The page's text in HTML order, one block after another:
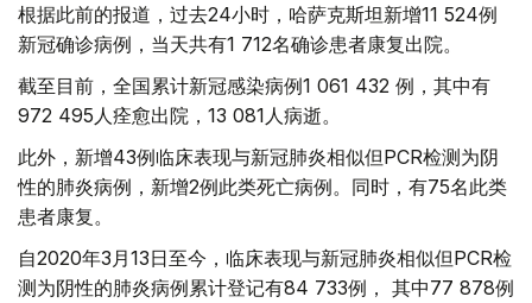
根据此前的报道，过去24小时，哈萨克斯坦新增11 524例
新冠确诊病例，当天共有1 712名确诊患者康复出院。
截至目前，全国累计新冠感染病例1 061 432 例，其中有
972 495人痊愈出院，13 081人病逝。
此外，新增43例临床表现与新冠肺炎相似但PCR检测为阴
性的肺炎病例，新增2例此类死亡病例。同时，有75名此类
患者康复。
自2020年3月13日至今，临床表现与新冠肺炎相似但PCR检
测为阴性的肺炎病例累计登记有84 733例， 其中77 878例